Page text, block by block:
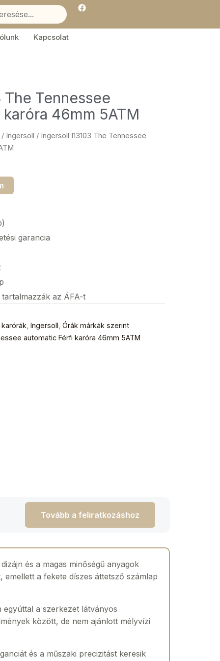
F
a
e
Kapcsolat
The Tennessee
46mm 5ATM
/ Ingersoll / Ingersoll I13103 The Tennessee
garancia
az ÁFA-t
karórák Ingersoll Órák márkák szerint
automatic Férfi karóra 46mm 5ATM
Tovább a feliratkozáshoz
és a magas minőségű anyagok
a fekete díszes áttetsző számlap
a szerkezet látványos
között, de nem ajánlott mélyvízi
és a műszaki precizitást keresik